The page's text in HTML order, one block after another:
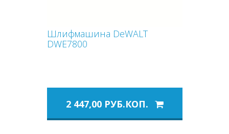
Шлифмашина DeWALT
DWE7800
2 447,00 РУБ.КОП.